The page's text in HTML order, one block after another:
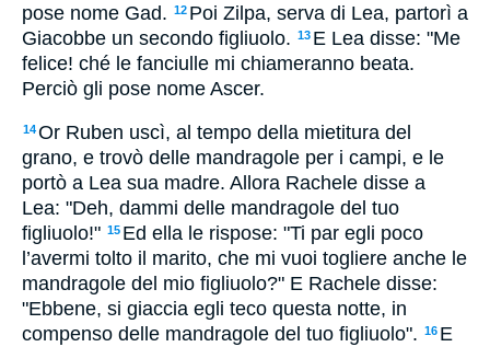
pose nome Gad. 12 Poi Zilpa, serva di Lea, partorì a
Giacobbe un secondo figliuolo. 13 E Lea disse: "Me
felice! ché le fanciulle mi chiameranno beata.
Perciò gli pose nome Ascer.
14Or Ruben uscì, al tempo della mietitura del
grano, e trovò delle mandragole per i campi, e le
portò a Lea sua madre. Allora Rachele disse a
Lea: "Deh, dammi delle mandragole del tuo
figliuolo!" 15 Ed ella le rispose: "Ti par egli poco
l’avermi tolto il marito, che mi vuoi togliere anche le
mandragole del mio figliuolo?" E Rachele disse:
"Ebbene, si giaccia egli teco questa notte, in
compenso delle mandragole del tuo figliuolo". 16 E